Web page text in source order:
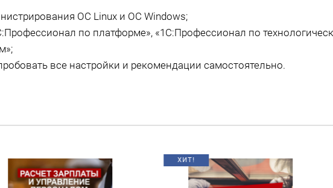
ОС Linux и ОС Windows;
по платформе», «1С:Профессионал по
все настройки и рекомендации самостоятельно.
ХИТ!